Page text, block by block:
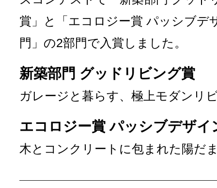
賞」と「エコロジー賞 パッシブデ
門」の2部門で入賞しました。
新築部門 グッドリビング賞
ガレージと暮らす、極上モダンリ
エコロジー賞 パッシブデザイ
木とコンクリートに包まれた陽だ